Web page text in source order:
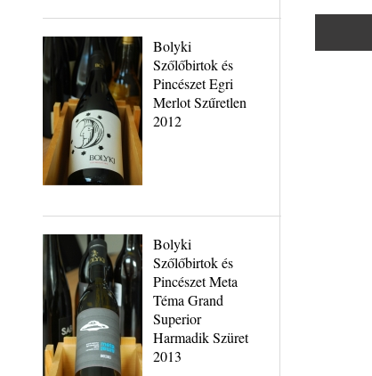
Bolyki
Szőlőbirtok és
Pincészet Egri
Merlot Szűretlen
2012
Bolyki
Szőlőbirtok és
Pincészet Meta
Téma Grand
Superior
Harmadik Szüret
2013